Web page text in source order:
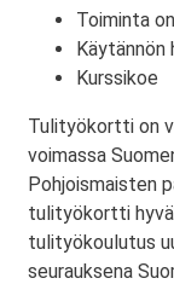
Toiminta
Käytännön
Kurssikoe
Tulityökortti on
voimassa
Pohjoismaisten
tulityökortti
tulityökoulutus
seurauksena